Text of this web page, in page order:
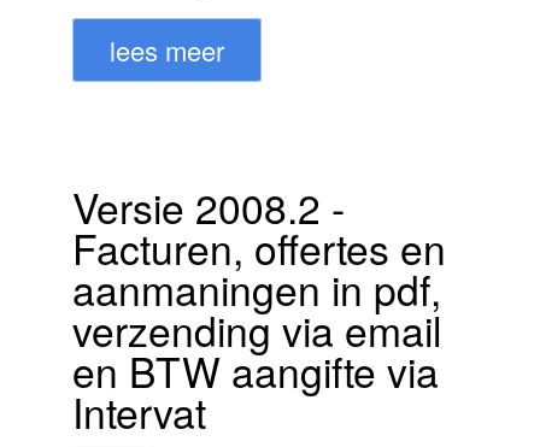
lees meer
Versie 2008.2 -
Facturen, offertes en
aanmaningen in pdf,
verzending via email
en BTW aangifte via
Intervat